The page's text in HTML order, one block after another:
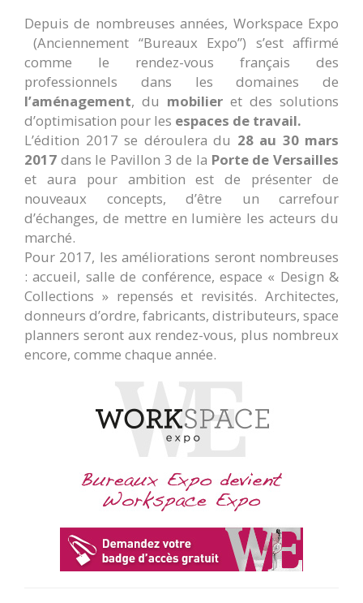
Depuis de nombreuses années, Workspace Expo
(Anciennement “Bureaux Expo”) s’est affirmé
comme le rendez-vous français des
professionnels dans les domaines de
l’aménagement, du mobilier et des solutions
d’optimisation pour les espaces de travail.
L’édition 2017 se déroulera du 28 au 30 mars
2017 dans le Pavillon 3 de la Porte de Versailles
et aura pour ambition est de présenter de
nouveaux concepts, d’être un carrefour
d’échanges, de mettre en lumière les acteurs du
marché.
Pour 2017, les améliorations seront nombreuses
: accueil, salle de conférence, espace « Design &
Collections » repensés et revisités. Architectes,
donneurs d’ordre, fabricants, distributeurs, space
planners seront aux rendez-vous, plus nombreux
encore, comme chaque année.